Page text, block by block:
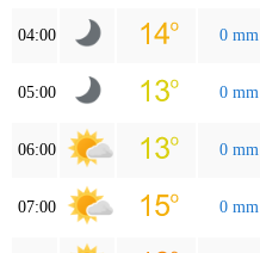
04:00 0 mm
05:00 0 mm
06:00 0 mm
07:00 0 mm